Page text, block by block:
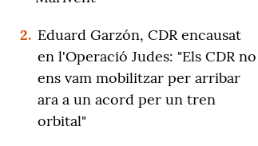
2. Eduard Garzón, CDR encausat
en l'Operació Judes: "Els CDR no
ens vam mobilitzar per arribar
ara a un acord per un tren
orbital"